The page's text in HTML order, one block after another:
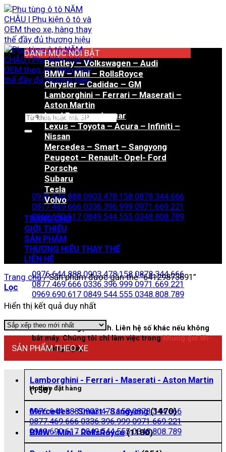
Bỏ
qua
nội
dung
Tìm
Hotline đặt hàng
0976.644.888 0903.478.158 0878.344.666
0877.469.666 0336.396.999 0971.669.221
0969.690.617 0849.544.555 0348.808.789
Zalo đặt hàng
0976.644.888 0903.478.158 0878.344.666
0877.469.666 0336.396.999 0971.669.221
0969.690.617 0849.544.555 0348.808.789
Nhấn vào để gọi nhanh. Liên hệ số khác nếu không
bắt máy. Chúng tôi chỉ làm việc trongkhung giờ 8h-
21hhằng ngày
Hotline đặt hàng
0976.644.888 0903.478.158 0878.344.666
0877.469.666 0336.396.999 0971.669.221
0969.690.617 0849.544.555 0348.808.789
DANH MỤC NỔI BẬT
Bentley – Volkswagen – Audi
BMW – Mini – RollsRoyce
Chrysler – Cadidac – GM
Lamborghini – Ferrari – Maserati –
Aston Martin
Land Rover – Jaguar
Lexus – Toyota – Acura – Infiniti –
Nissan
Mercedes – Smart – Sangyong
Peugeot – Renault- Opel- Ford
Porsche
Subaru
Tesla
Volvo
TRANG CHỦ
GIỚI THIỆU
SẢN PHẨM
THƯƠNG HIỆU THAY THẾ
LIÊN HỆ
Trang chủ /Sản phẩm được gắn thẻ “64129873691”
Lọc
Hiển thị kết quả duy nhất
SẢN PHẨM THEO XE
Lamborghini - Ferrari - Maserati - Aston Martin
(158)
Mercedes - Smart - Sangyong (1470)
BMW - Mini - RollsRoyce (1100)